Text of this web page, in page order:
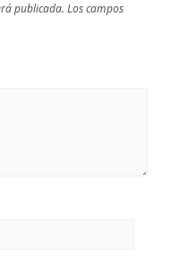
publicada. Los campos